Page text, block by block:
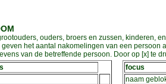
ouders, broers en zussen, kinderen,
het aantal nakomelingen van een persoon
van de betreffende persoon. Door op [x] te
focus
naam